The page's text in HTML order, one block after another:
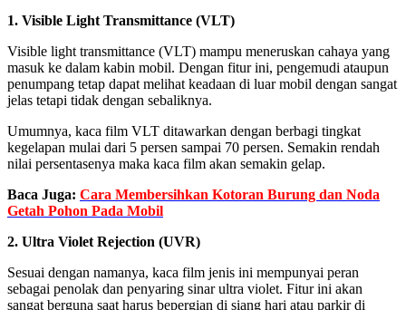
1. Visible Light Transmittance (VLT)
Visible light transmittance (VLT) mampu meneruskan cahaya yang
masuk ke dalam kabin mobil. Dengan fitur ini, pengemudi ataupun
penumpang tetap dapat melihat keadaan di luar mobil dengan sangat
jelas tetapi tidak dengan sebaliknya.
Umumnya, kaca film VLT ditawarkan dengan berbagi tingkat
kegelapan mulai dari 5 persen sampai 70 persen. Semakin rendah
nilai persentasenya maka kaca film akan semakin gelap.
Baca Juga: Cara Membersihkan Kotoran Burung dan Noda
Getah Pohon Pada Mobil
2. Ultra Violet Rejection (UVR)
Sesuai dengan namanya, kaca film jenis ini mempunyai peran
sebagai penolak dan penyaring sinar ultra violet. Fitur ini akan
sangat berguna saat harus bepergian di siang hari atau parkir di